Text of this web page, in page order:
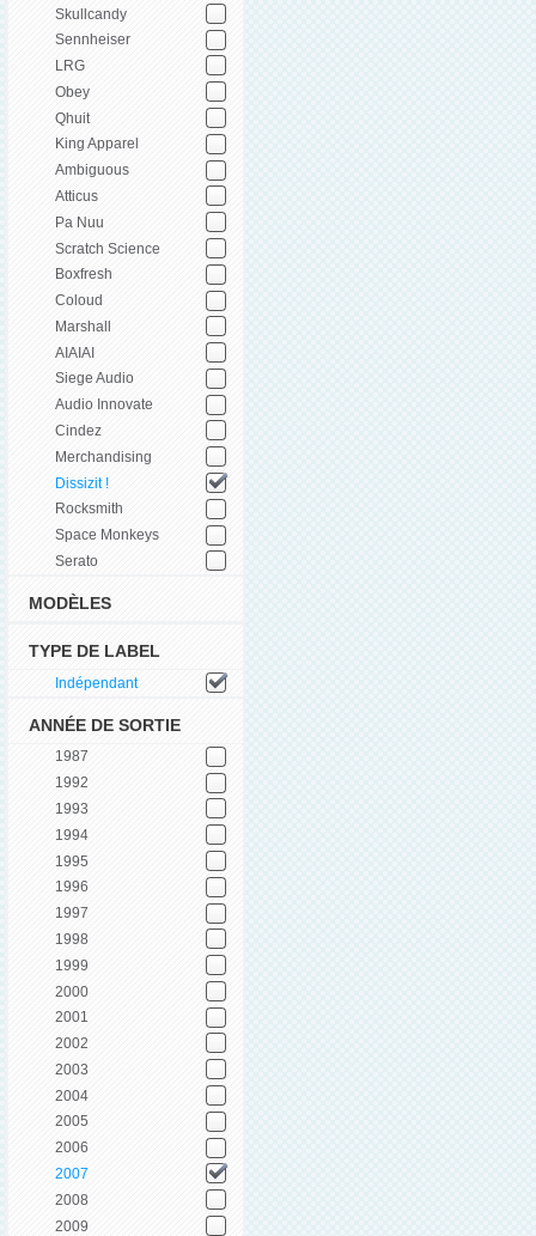
Skullcandy
Sennheiser
LRG
Obey
Qhuit
King Apparel
Ambiguous
Atticus
Pa Nuu
Scratch Science
Boxfresh
Coloud
Marshall
AIAIAI
Siege Audio
Audio Innovate
Cindez
Merchandising
Dissizit !
Rocksmith
Space Monkeys
Serato
MODÈLES
TYPE DE LABEL
Indépendant
ANNÉE DE SORTIE
1987
1992
1993
1994
1995
1996
1997
1998
1999
2000
2001
2002
2003
2004
2005
2006
2007
2008
2009